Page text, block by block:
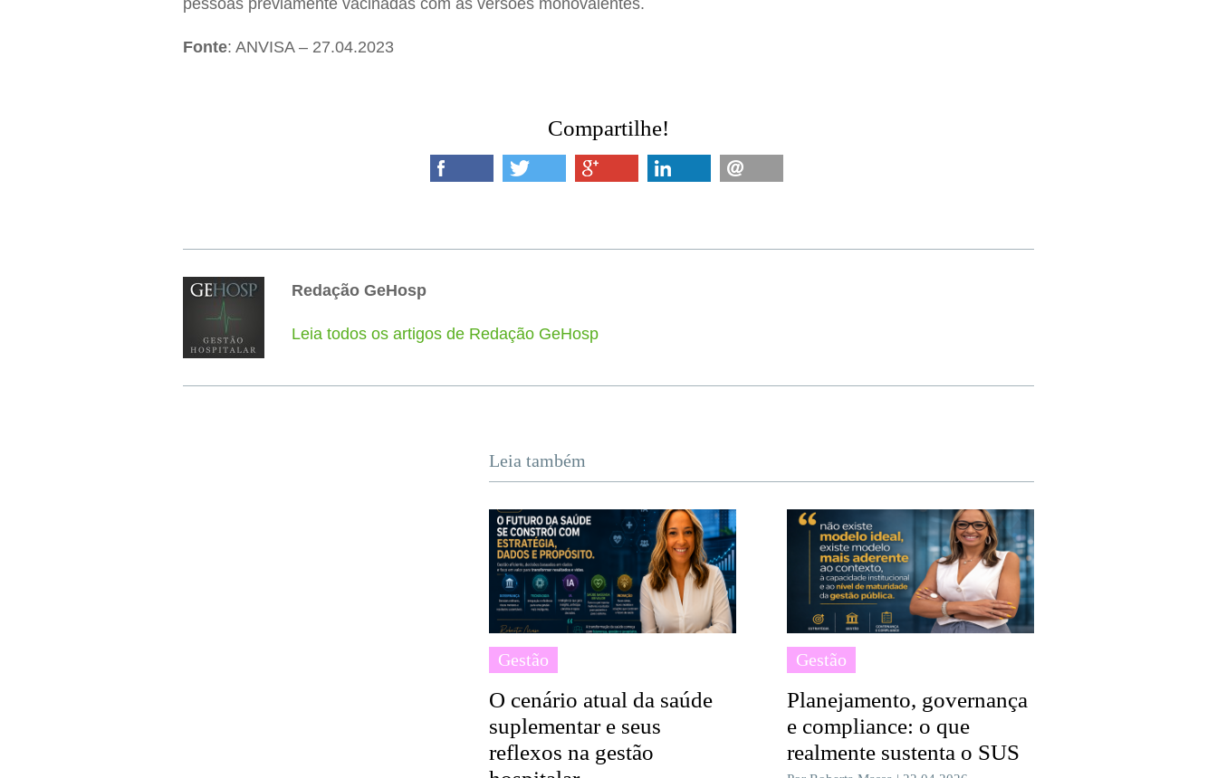
pessoas previamente vacinadas com as versões monovalentes.
Fonte: ANVISA – 27.04.2023
Compartilhe!
Redação GeHosp
Leia todos os artigos de Redação GeHosp
Leia também
Gestão
O cenário atual da saúde
suplementar e seus
reflexos na gestão
Gestão
Planejamento, governança
e compliance: o que
realmente sustenta o SUS